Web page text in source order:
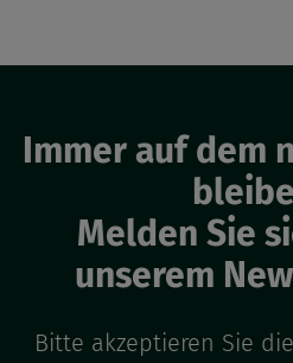
Immer auf dem
Melden Sie
unserem
Bitte akzeptieren Sie die